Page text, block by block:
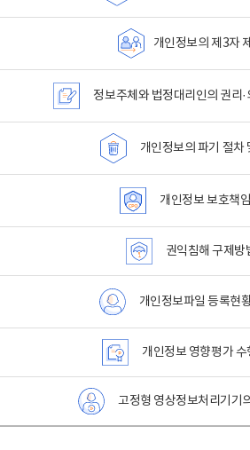
개인정보의 제3자
정보주체와 법정대리인의 권리·
개인정보의 파기 절차
개인정보 보호책
권익침해 구제방
개인정보파일 등록현
개인정보 영향평가 수
고정형 영상정보처리기기